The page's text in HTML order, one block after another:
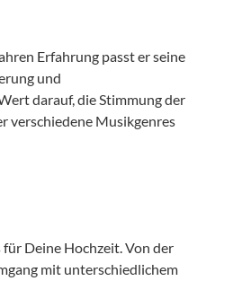
Erfahrung passt er seine
und
darauf, die Stimmung der
verschiedene Musikgenres
Deine Hochzeit. Von der
mit unterschiedlichem